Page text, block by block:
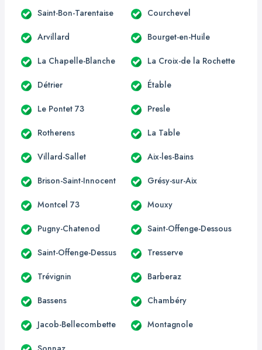
Saint-Bon-Tarentaise Courchevel
Arvillard Bourget-en-Huile
La Chapelle-Blanche La Croix-de la Rochette
Détrier Étable
Le Pontet 73 Presle
Rotherens La Table
Villard-Sallet Aix-les-Bains
Brison-Saint-Innocent Grésy-sur-Aix
Montcel 73 Mouxy
Pugny-Chatenod Saint-Offenge-Dessous
Saint-Offenge-Dessus Tresserve
Trévignin Barberaz
Bassens Chambéry
Jacob-Bellecombette Montagnole